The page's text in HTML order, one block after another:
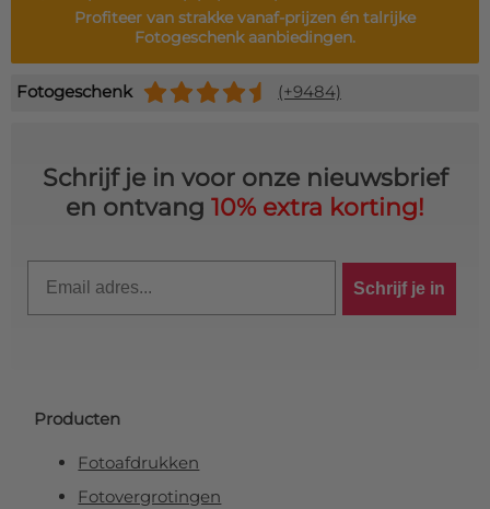
Profiteer van strakke vanaf-prijzen én talrijke
Fotogeschenk aanbiedingen.
Fotogeschenk (+9484)
Schrijf je in voor onze nieuwsbrief
en ontvang 10% extra korting!
Schrijf je in
Producten
Fotoafdrukken
Fotovergrotingen